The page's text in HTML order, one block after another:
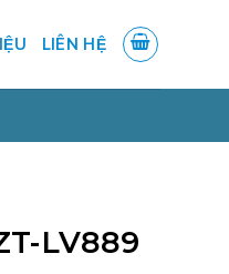
LIÊN HỆ
LV889